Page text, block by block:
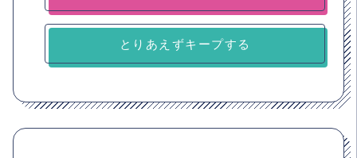
とりあえずキープする